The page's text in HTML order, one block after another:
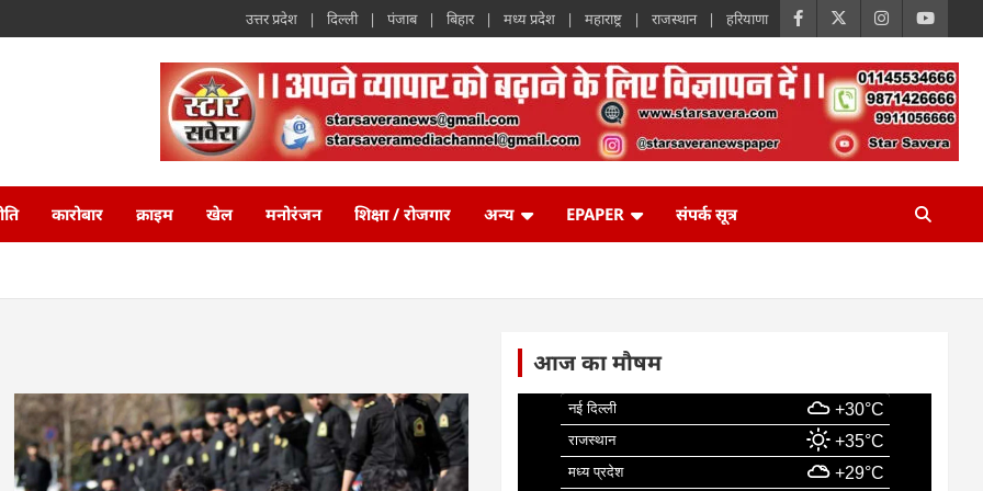
उत्तर प्रदेश दिल्ली पंजाब बिहार मध्य प्रदेश महाराष्ट्र राजस्थान हरियाणा
कारोबार क्राइम खेल मनोरंजन शिक्षा / रोजगार अन्य EPAPER संपर्क सूत्र
आज का मौषम
नई दिल्ली +30°C
राजस्थान +35°C
मध्य प्रदेश +29°C